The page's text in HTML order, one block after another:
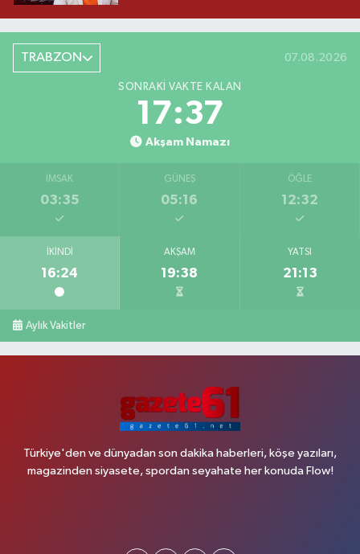
TRABZON 07.08.2026
SONRAKI VAKTE KALAN
17:37
Akşam Namazı
İMSAK
03:35
GÜNEŞ
05:16
ÖĞLE
12:32
İKINDI
16:24
AKŞAM
19:38
YATSI
21:13
Aylık Vakitler
Türkiye'den ve dünyadan son dakika haberleri, köşe yazıları,
magazinden siyasete, spordan seyahate her konuda Flow!